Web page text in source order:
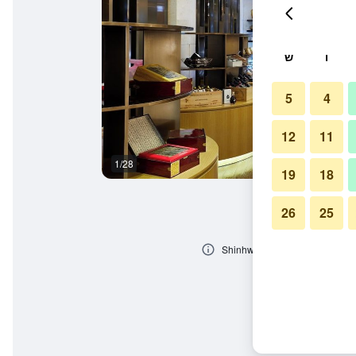
1/28
ו ש
4
5
11
12
18
19
25
26